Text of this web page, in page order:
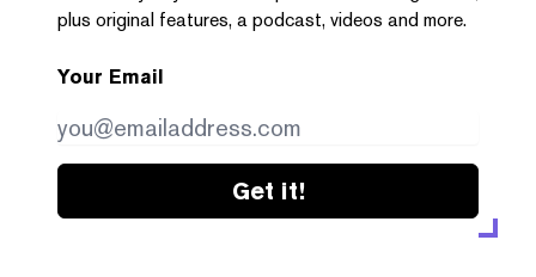
plus original features, a podcast, videos and more.
Your Email
Get it!